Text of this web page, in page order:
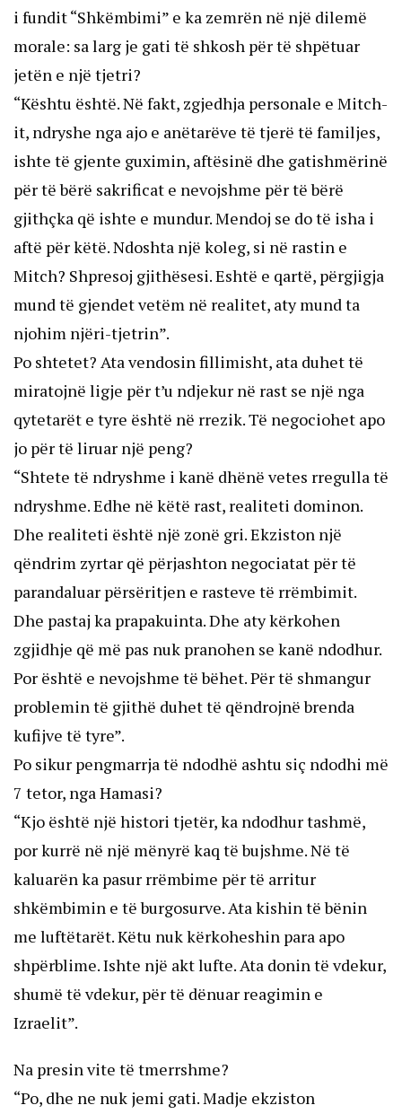
i fundit “Shkëmbimi” e ka zemrën në një dilemë
morale: sa larg je gati të shkosh për të shpëtuar
jetën e një tjetri?
“Kështu është. Në fakt, zgjedhja personale e Mitch-
it, ndryshe nga ajo e anëtarëve të tjerë të familjes,
ishte të gjente guximin, aftësinë dhe gatishmërinë
për të bërë sakrificat e nevojshme për të bërë
gjithçka që ishte e mundur. Mendoj se do të isha i
aftë për këtë. Ndoshta një koleg, si në rastin e
Mitch? Shpresoj gjithësesi. Eshtë e qartë, përgjigja
mund të gjendet vetëm në realitet, aty mund ta
njohim njëri-tjetrin”.
Po shtetet? Ata vendosin fillimisht, ata duhet të
miratojnë ligje për t’u ndjekur në rast se një nga
qytetarët e tyre është në rrezik. Të negociohet apo
jo për të liruar një peng?
“Shtete të ndryshme i kanë dhënë vetes rregulla të
ndryshme. Edhe në këtë rast, realiteti dominon.
Dhe realiteti është një zonë gri. Ekziston një
qëndrim zyrtar që përjashton negociatat për të
parandaluar përsëritjen e rasteve të rrëmbimit.
Dhe pastaj ka prapakuinta. Dhe aty kërkohen
zgjidhje që më pas nuk pranohen se kanë ndodhur.
Por është e nevojshme të bëhet. Për të shmangur
problemin të gjithë duhet të qëndrojnë brenda
kufijve të tyre”.
Po sikur pengmarrja të ndodhë ashtu siç ndodhi më
7 tetor, nga Hamasi?
“Kjo është një histori tjetër, ka ndodhur tashmë,
por kurrë në një mënyrë kaq të bujshme. Në të
kaluarën ka pasur rrëmbime për të arritur
shkëmbimin e të burgosurve. Ata kishin të bënin
me luftëtarët. Këtu nuk kërkoheshin para apo
shpërblime. Ishte një akt lufte. Ata donin të vdekur,
shumë të vdekur, për të dënuar reagimin e
Izraelit”.
Na presin vite të tmerrshme?
“Po, dhe ne nuk jemi gati. Madje ekziston